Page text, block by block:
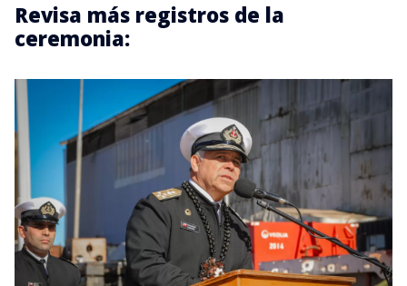
Revisa más registros de la
ceremonia: